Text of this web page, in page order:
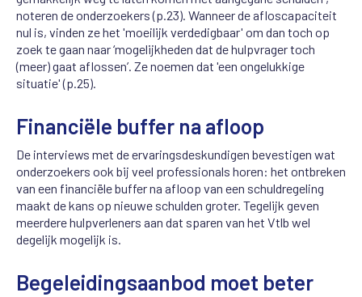
noteren de onderzoekers (p.23). Wanneer de afloscapaciteit
nul is, vinden ze het 'moeilijk verdedigbaar' om dan toch op
zoek te gaan naar ‘mogelijkheden dat de hulpvrager toch
(meer) gaat aflossen’. Ze noemen dat 'een ongelukkige
situatie' (p.25).
Financiële buffer na afloop
De interviews met de ervaringsdeskundigen bevestigen wat
onderzoekers ook bij veel professionals horen: het ontbreken
van een financiële buffer na afloop van een schuldregeling
maakt de kans op nieuwe schulden groter. Tegelijk geven
meerdere hulpverleners aan dat sparen van het Vtlb wel
degelijk mogelijk is.
Begeleidingsaanbod moet beter